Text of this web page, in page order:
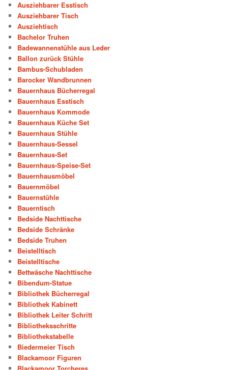
Ausziehbarer Esstisch
Ausziehbarer Tisch
Ausziehtisch
Bachelor Truhen
Badewannenstühle aus Leder
Ballon zurück Stühle
Bambus-Schubladen
Barocker Wandbrunnen
Bauernhaus Bücherregal
Bauernhaus Esstisch
Bauernhaus Kommode
Bauernhaus Küche Set
Bauernhaus Stühle
Bauernhaus-Sessel
Bauernhaus-Set
Bauernhaus-Speise-Set
Bauernhausmöbel
Bauernmöbel
Bauernstühle
Bauerntisch
Bedside Nachttische
Bedside Schränke
Bedside Truhen
Beistelltisch
Beistelltische
Bettwäsche Nachttische
Bibendum-Statue
Bibliothek Bücherregal
Bibliothek Kabinett
Bibliothek Leiter Schritt
Bibliotheksschritte
Bibliothekstabelle
Biedermeier Tisch
Blackamoor Figuren